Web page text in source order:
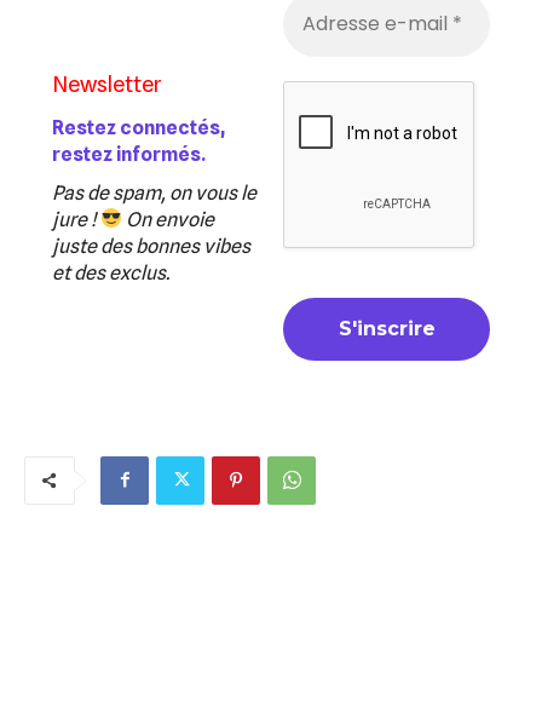
Newsletter
Restez connectés,
restez informés.
Pas de spam, on vous le
jure !
On envoie
juste des bonnes vibes
et des exclus.